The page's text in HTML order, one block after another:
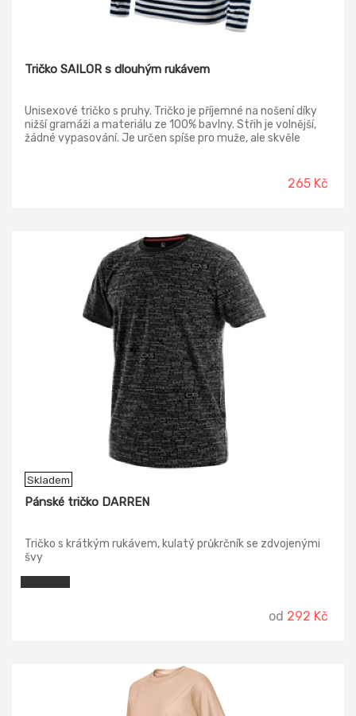
Tričko SAILOR s dlouhým rukávem
Unisexové tričko s pruhy. Tričko je příjemné na nošení díky
nižší gramáži a materiálu ze 100% bavlny. Střih je volnější,
žádné vypasování. Je určen spíše pro muže, ale skvěle
265 Kč
Skladem
Pánské tričko DARREN
Tričko s krátkým rukávem, kulatý průkrčník se zdvojenými
švy
od 292 Kč